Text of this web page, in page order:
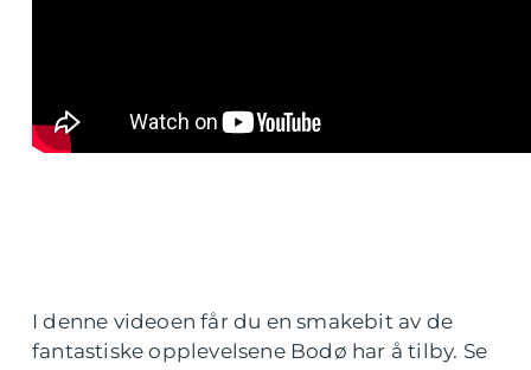
I denne videoen får du en smakebit av de
fantastiske opplevelsene Bodø har å tilby. Se